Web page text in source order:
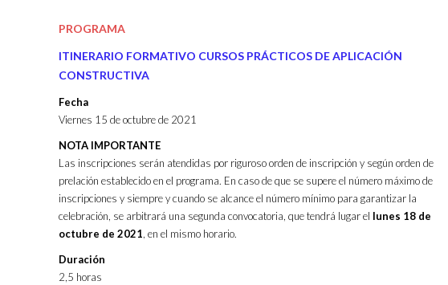
PROGRAMA
ITINERARIO FORMATIVO CURSOS PRÁCTICOS DE APLICACIÓN
CONSTRUCTIVA
Fecha
Viernes 15 de octubre de 2021
NOTA IMPORTANTE
Las inscripciones serán atendidas por riguroso orden de inscripción y según orden de
prelación establecido en el programa. En caso de que se supere el número máximo de
inscripciones y siempre y cuando se alcance el número mínimo para garantizar la
celebración, se arbitrará una segunda convocatoria, que tendrá lugar el lunes 18 de
octubre de 2021 , en el mismo horario.
Duración
2,5 horas